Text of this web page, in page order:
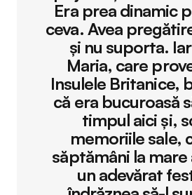
Era prea dinamic
ceva. Avea
și nu suporta.
Maria, care
Insulele Britanice,
că era bucuroasă
timpul aici și,
memoriile sale,
săptămâni la mare
un adevărat